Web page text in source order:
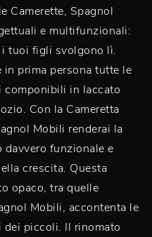
Camerette, Spagnol
e multifunzionali:
tuoi figli svolgono lì.
prima persona tutte le
componibili in laccato
Con la Cameretta
Mobili renderai la
funzionale e
crescita. Questa
opaco, tra quelle
Mobili, accontenta le
piccoli. Il rinomato